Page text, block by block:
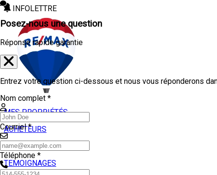
INFOLETTRE
MES PROPRIÉTÉS
ACHETEURS
VENDEURS
TEMOIGNAGES
Posez-nous une question
Réponse rapide garantie
Entrez votre question ci-dessous et nous vous réponderons
Nom complet *
Courriel *
Téléphone *